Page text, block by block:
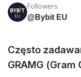
Followers
@Bybit EU
Często
GRAMG (Gram